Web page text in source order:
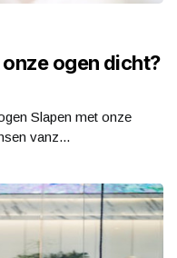
ogen dicht?
Slapen met onze
vanz...